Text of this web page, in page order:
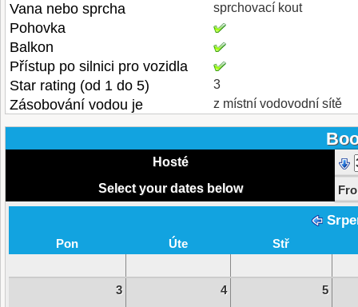
Vana nebo sprcha
sprchovací kout
Pohovka
Balkon
Přístup po silnici pro vozidla
Star rating (od 1 do 5)
3
Zásobování vodou je z místní vodovodní sítě
Hosté
Select your dates below
Pon Úte Stř
3 4 5